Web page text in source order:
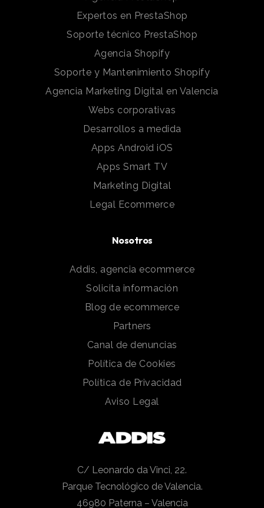
Expertos en PrestaShop
Soporte técnico PrestaShop
Agencia Shopify
Soporte y Mantenimiento Shopify
Agencia Marketing Digital en Valencia
Webs corporativas
Desarrollos a medida
Apps Android iOS
Apps Smart TV
Marketing Digital
Legal Ecommerce
Nosotros
Addis, agencia ecommerce
Solicita información
Blog de ecommerce
Partners
Canal de denuncias
Política de Cookies
Política de Privacidad
Aviso Legal
C/ Leonardo da Vinci, 22.
Parque Tecnológico de Valencia.
46980 Paterna – Valencia